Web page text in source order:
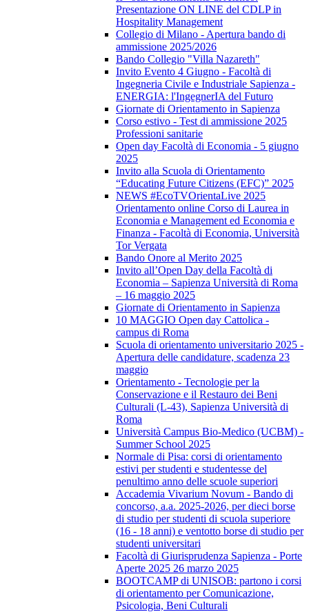
Presentazione ON LINE del CDLP in
Hospitality Management
Collegio di Milano - Apertura bando di
ammissione 2025/2026
Bando Collegio "Villa Nazareth"
Invito Evento 4 Giugno - Facoltà di
Ingegneria Civile e Industriale Sapienza -
ENERGIA: l'IngegnerIA del Futuro
Giornate di Orientamento in Sapienza
Corso estivo - Test di ammissione 2025
Professioni sanitarie
Open day Facoltà di Economia - 5 giugno
2025
Invito alla Scuola di Orientamento
“Educating Future Citizens (EFC)” 2025
NEWS #EcoTVOrientaLive 2025
Orientamento online Corso di Laurea in
Economia e Management ed Economia e
Finanza - Facoltà di Economia, Università
Tor Vergata
Bando Onore al Merito 2025
Invito all’Open Day della Facoltà di
Economia – Sapienza Università di Roma
– 16 maggio 2025
Giornate di Orientamento in Sapienza
10 MAGGIO Open day Cattolica -
campus di Roma
Scuola di orientamento universitario 2025 -
Apertura delle candidature, scadenza 23
maggio
Orientamento - Tecnologie per la
Conservazione e il Restauro dei Beni
Culturali (L-43), Sapienza Università di
Roma
Università Campus Bio-Medico (UCBM) -
Summer School 2025
Normale di Pisa: corsi di orientamento
estivi per studenti e studentesse del
penultimo anno delle scuole superiori
Accademia Vivarium Novum - Bando di
concorso, a.a. 2025-2026, per dieci borse
di studio per studenti di scuola superiore
(16 - 18 anni) e ventotto borse di studio per
studenti universitari
Facoltà di Giurisprudenza Sapienza - Porte
Aperte 2025 26 marzo 2025
BOOTCAMP di UNISOB: partono i corsi
di orientamento per Comunicazione,
Psicologia, Beni Culturali